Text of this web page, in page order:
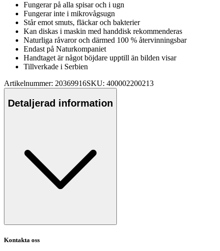
Fungerar på alla spisar och i ugn
Fungerar inte i mikrovågsugn
Står emot smuts, fläckar och bakterier
Kan diskas i maskin med handdisk rekommenderas
Naturliga råvaror och därmed 100 % återvinningsbar
Endast på Naturkompaniet
Handtaget är något böjdare upptill än bilden visar
Tillverkade i Serbien
Artikelnummer: 20369916SKU: 400002200213
Detaljerad information
Kontakta oss